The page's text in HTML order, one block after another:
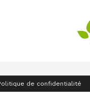
de confidentialité